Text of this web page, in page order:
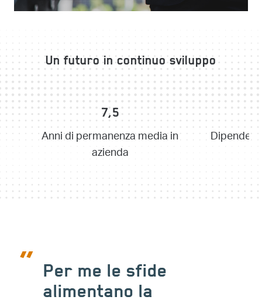
Un futuro in continuo sviluppo
7,5
Anni di permanenza media in
azienda
Siamo cambiati per
tenere il passo con